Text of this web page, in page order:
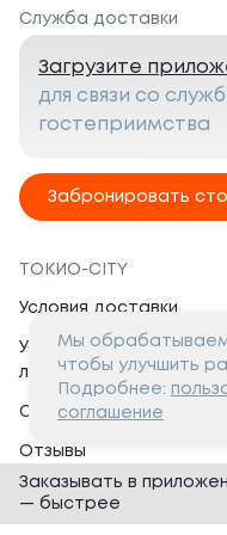
Служба доставки
Загрузите
для связи со
гостеприимства
Забронировать
ТОКИО-CITY
Условия доставки
Условия программы
лояльности
Сертификаты
Отзывы
Банкеты
Мы обрабатываем
чтобы улучшить
Подробнее:
соглашение
Заказывать в
— быстрее